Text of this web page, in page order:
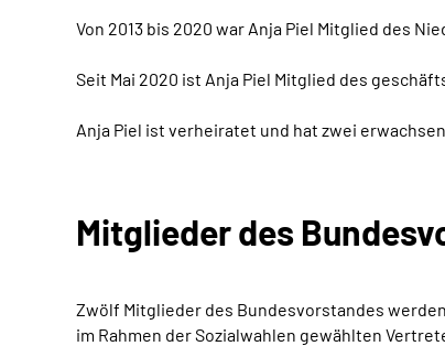
Von 2013 bis 2020 war Anja Piel Mitglied des
Seit Mai 2020 ist Anja Piel Mitglied des
Anja Piel ist verheiratet und hat zwei
Mitglieder des
Zwölf Mitglieder des Bundesvorstandes
im Rahmen der Sozialwahlen gewählten